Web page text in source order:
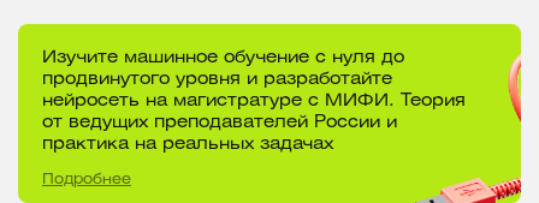
Изучите машинное обучение с нуля до
продвинутого уровня и разработайте
нейросеть на магистратуре с МИФИ. Теория
от ведущих преподавателей России и
практика на реальных задачах
Подробнее